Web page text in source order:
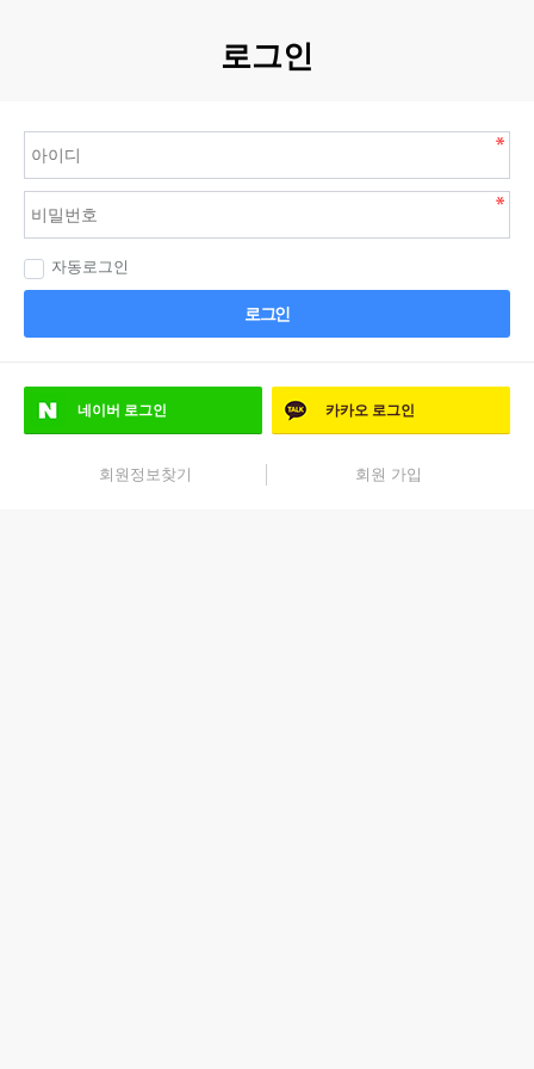
로그인
자동로그인
로그인
네이버 로그인 카카오 로그인
회원정보찾기 회원 가입